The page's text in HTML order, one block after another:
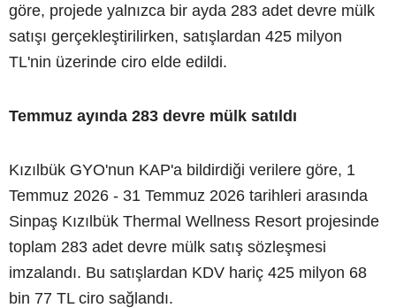
göre, projede yalnızca bir ayda 283 adet devre mülk
satışı gerçekleştirilirken, satışlardan 425 milyon
TL'nin üzerinde ciro elde edildi.
Temmuz ayında 283 devre mülk satıldı
Kızılbük GYO'nun KAP'a bildirdiği verilere göre, 1
Temmuz 2026 - 31 Temmuz 2026 tarihleri arasında
Sinpaş Kızılbük Thermal Wellness Resort projesinde
toplam 283 adet devre mülk satış sözleşmesi
imzalandı. Bu satışlardan KDV hariç 425 milyon 68
bin 77 TL ciro sağlandı.